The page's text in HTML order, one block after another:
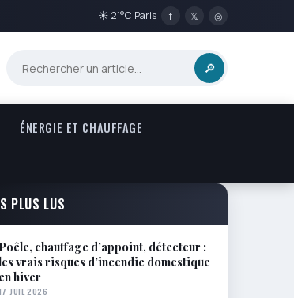
☀ 21°C Paris f 𝕏 ◎
🔎
ÉNERGIE ET CHAUFFAGE
PLUS LUS
Poêle, chauffage d’appoint, détecteur :
vrais risques d’incendie domestique
en hiver
JUIL 2026